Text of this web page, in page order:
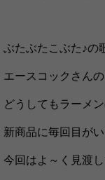
ぶたぶたこぶた♪の
エースコックさん
どうしてもラーメ
新商品に毎回目が
今回はよ～く見渡し